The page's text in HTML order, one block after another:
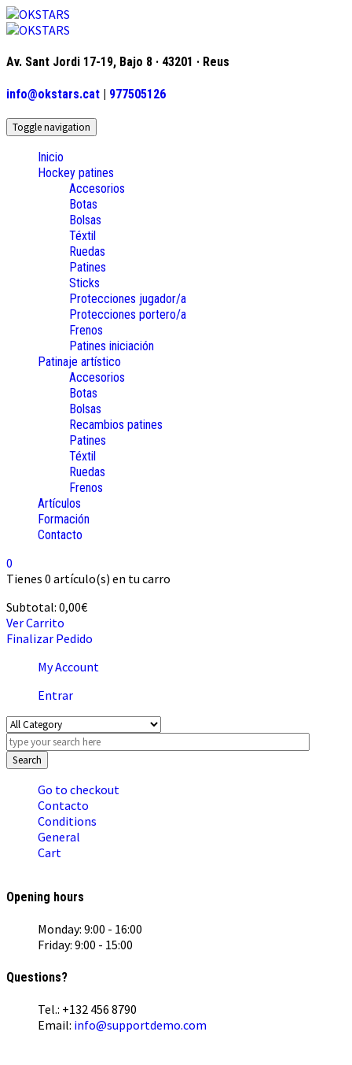
Av. Sant Jordi 17-19, Bajo 8 · 43201 · Reus
info@okstars.cat | 977505126
Toggle navigation
Inicio
Hockey patines
Accesorios
Botas
Bolsas
Téxtil
Ruedas
Patines
Sticks
Protecciones jugador/a
Protecciones portero/a
Frenos
Patines iniciación
Patinaje artístico
Accesorios
Botas
Bolsas
Recambios patines
Patines
Téxtil
Ruedas
Frenos
Artículos
Formación
Contacto
0
Tienes 0 artículo(s) en tu carro
Subtotal: 0,00€
Ver Carrito
Finalizar Pedido
My Account
Entrar
Search
Go to checkout
Contacto
Conditions
General
Cart
Opening hours
Monday: 9:00 - 16:00
Friday: 9:00 - 15:00
Questions?
Tel.: +132 456 8790
Email: info@supportdemo.com